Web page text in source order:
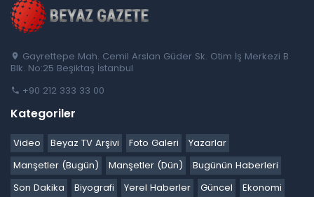
Gayrettepe Mah. Cemil Arslan Güder Sk. Otim İş Merkezi B
Blk. No:25 Beşiktaş İstanbul
+90 212 333 33 00
Kategoriler
Video Beyaz TV Arşivi Foto Galeri
Yazarlar
Manşetler (Bugün)
Manşetler (Dün)
Bugünün Haberleri
Son Dakika
Biyografi Yerel Haberler Güncel
Ekonomi